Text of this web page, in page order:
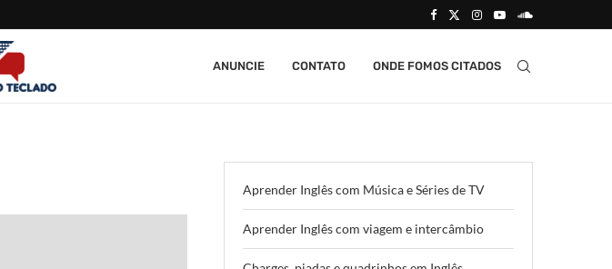
ANUNCIE CONTATO ONDE FOMOS CITADOS
Aprender Inglês com Música e Séries de TV
Aprender Inglês com viagem e intercâmbio